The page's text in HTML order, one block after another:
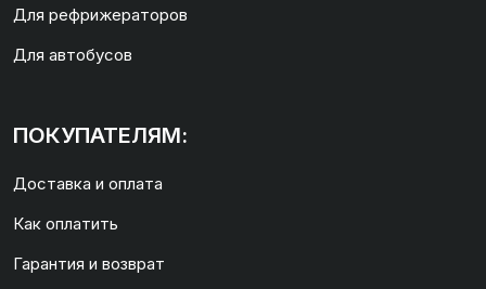
Для рефрижераторов
Для автобусов
ПОКУПАТЕЛЯМ:
Доставка и оплата
Как оплатить
Гарантия и возврат